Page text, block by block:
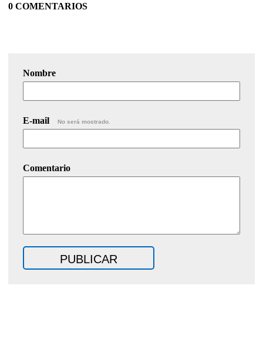
0 COMENTARIOS
Nombre
E-mail No será mostrado.
Comentario